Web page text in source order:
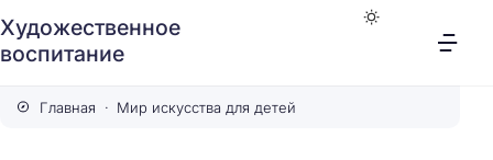
Художественное
воспитание
Главная Мир искусства для детей